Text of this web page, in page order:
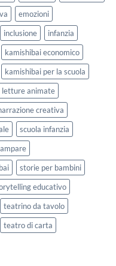
emozioni
inclusione
infanzia
kamishibai economico
kamishibai per la scuola
letture animate
creativa
scuola infanzia
storie per bambini
educativo
teatrino da tavolo
teatro di carta